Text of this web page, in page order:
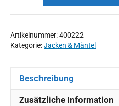
Artikelnummer:400222
Kategorie:Jacken & Mäntel
Beschreibung
Zusätzliche Information